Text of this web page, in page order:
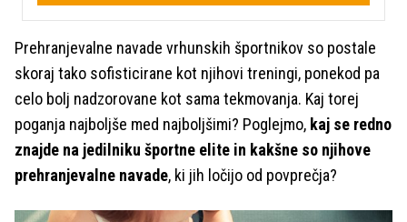
Prehranjevalne navade vrhunskih športnikov so postale
skoraj tako sofisticirane kot njihovi treningi, ponekod pa
celo bolj nadzorovane kot sama tekmovanja. Kaj torej
poganja najboljše med najboljšimi? Poglejmo, kaj se redno
znajde na jedilniku športne elite in kakšne so njihove
prehranjevalne navade, ki jih ločijo od povprečja?